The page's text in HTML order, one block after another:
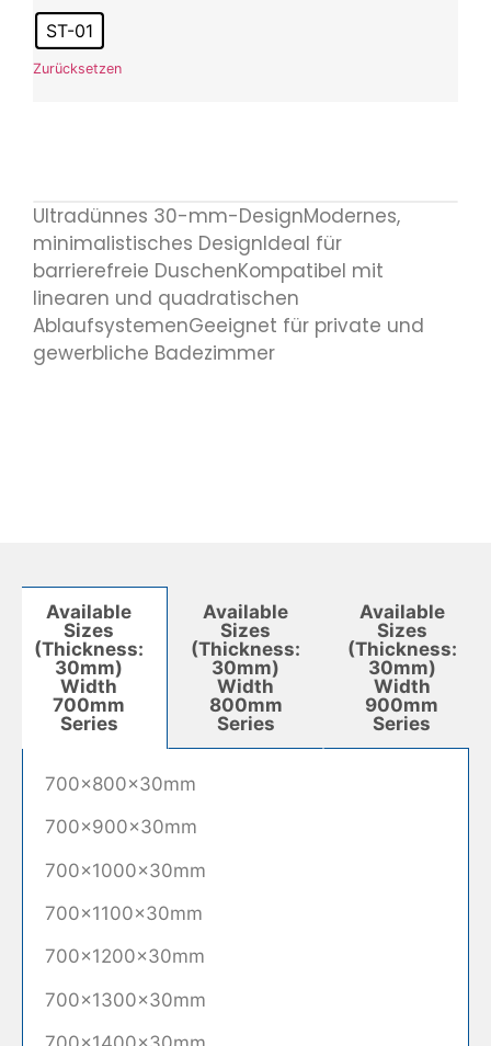
ST-01
Zurücksetzen
Ultradünnes 30-mm-DesignModernes,
minimalistisches DesignIdeal für
barrierefreie DuschenKompatibel mit
linearen und quadratischen
AblaufsystemenGeeignet für private und
gewerbliche Badezimmer
Available
Sizes
(Thickness:
30mm)
Width
700mm
Series
Available
Sizes
(Thickness:
30mm)
Width
800mm
Series
Available
Sizes
(Thickness:
30mm)
Width
900mm
Series
700×800×30mm
700×900×30mm
700×1000×30mm
700×1100×30mm
700×1200×30mm
700×1300×30mm